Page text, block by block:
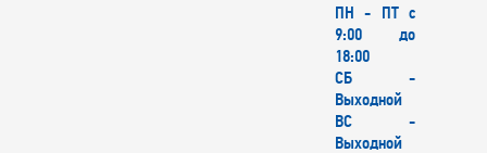
ПН - ПТ с
9:00 до
18:00
СБ -
Выходной
ВС -
Выходной